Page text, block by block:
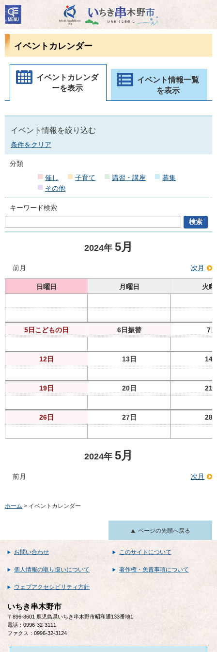
いちき串木野市
検
索・
共通
ューイベントカレンダー
イベントカレンダ
ーを表示
イベント情報一覧
を表示
イベント情報を絞り込む
条件をクリア
分類
催し
子育て 講習・講座
募集
その他
キーワード検索
前月
2024年 5月
次月
日曜日 月曜日 火曜
5日こどもの日 6日振替 7日
12日 13日 14
19日 20日 21
26日 27日 28
前月
2024年 5月
次月
ホーム > イベントカレンダー
ページの先頭へ戻る
お問い合わせ このサイトについて
個人情報の取り扱いについて 著作権・免責事項について
ウェブアクセシビリティ方針
いちき串木野市
〒896-8601 鹿児島県いちき串木野市昭和通133番地1
電話：0996-32-3111
ファクス：0996-32-3124